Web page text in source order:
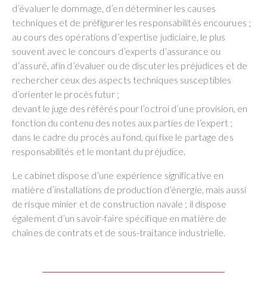
d’évaluer le dommage, d’en déterminer les causes
techniques et de préfigurer les responsabilités encourues ;
au cours des opérations d’expertise judiciaire, le plus
souvent avec le concours d’experts d’assurance ou
d’assuré, afin d’évaluer ou de discuter les préjudices et de
rechercher ceux des aspects techniques susceptibles
d’orienter le procès futur ;
devant le juge des référés pour l’octroi d’une provision, en
fonction du contenu des notes aux parties de l’expert ;
dans le cadre du procès au fond, qui fixe le partage des
responsabilités et le montant du préjudice.
Le cabinet dispose d’une expérience significative en
matière d’installations de production d’énergie, mais aussi
de risque minier et de construction navale ; il dispose
également d’un savoir-faire spécifique en matière de
chaînes de contrats et de sous-traitance industrielle.